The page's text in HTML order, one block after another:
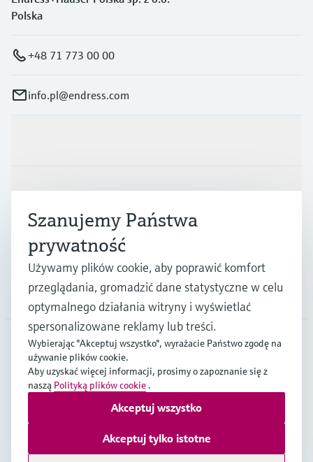
Polska
+48 71 773 00 00
info.pl@endress.com
Przemysł
Wsparcie
O firmie
POL •Polski
Copyright © Endress+Hauser Group Services AG
Ogólne Warunki Sprzedaży Endress+Hauser
Szanujemy Państwa
prywatność
Używamy plików cookie, aby poprawić komfort
przeglądania, gromadzić dane statystyczne w celu
optymalnego działania witryny i wyświetlać
spersonalizowane reklamy lub treści.
Wybierając "Akceptuj wszystko", wyrażacie Państwo zgodę na
używanie plików cookie.
Aby uzyskać więcej informacji, prosimy o zapoznanie się z
naszą Polityką plików cookie .
Akceptuj tylko istotne
Akceptuj wszystko